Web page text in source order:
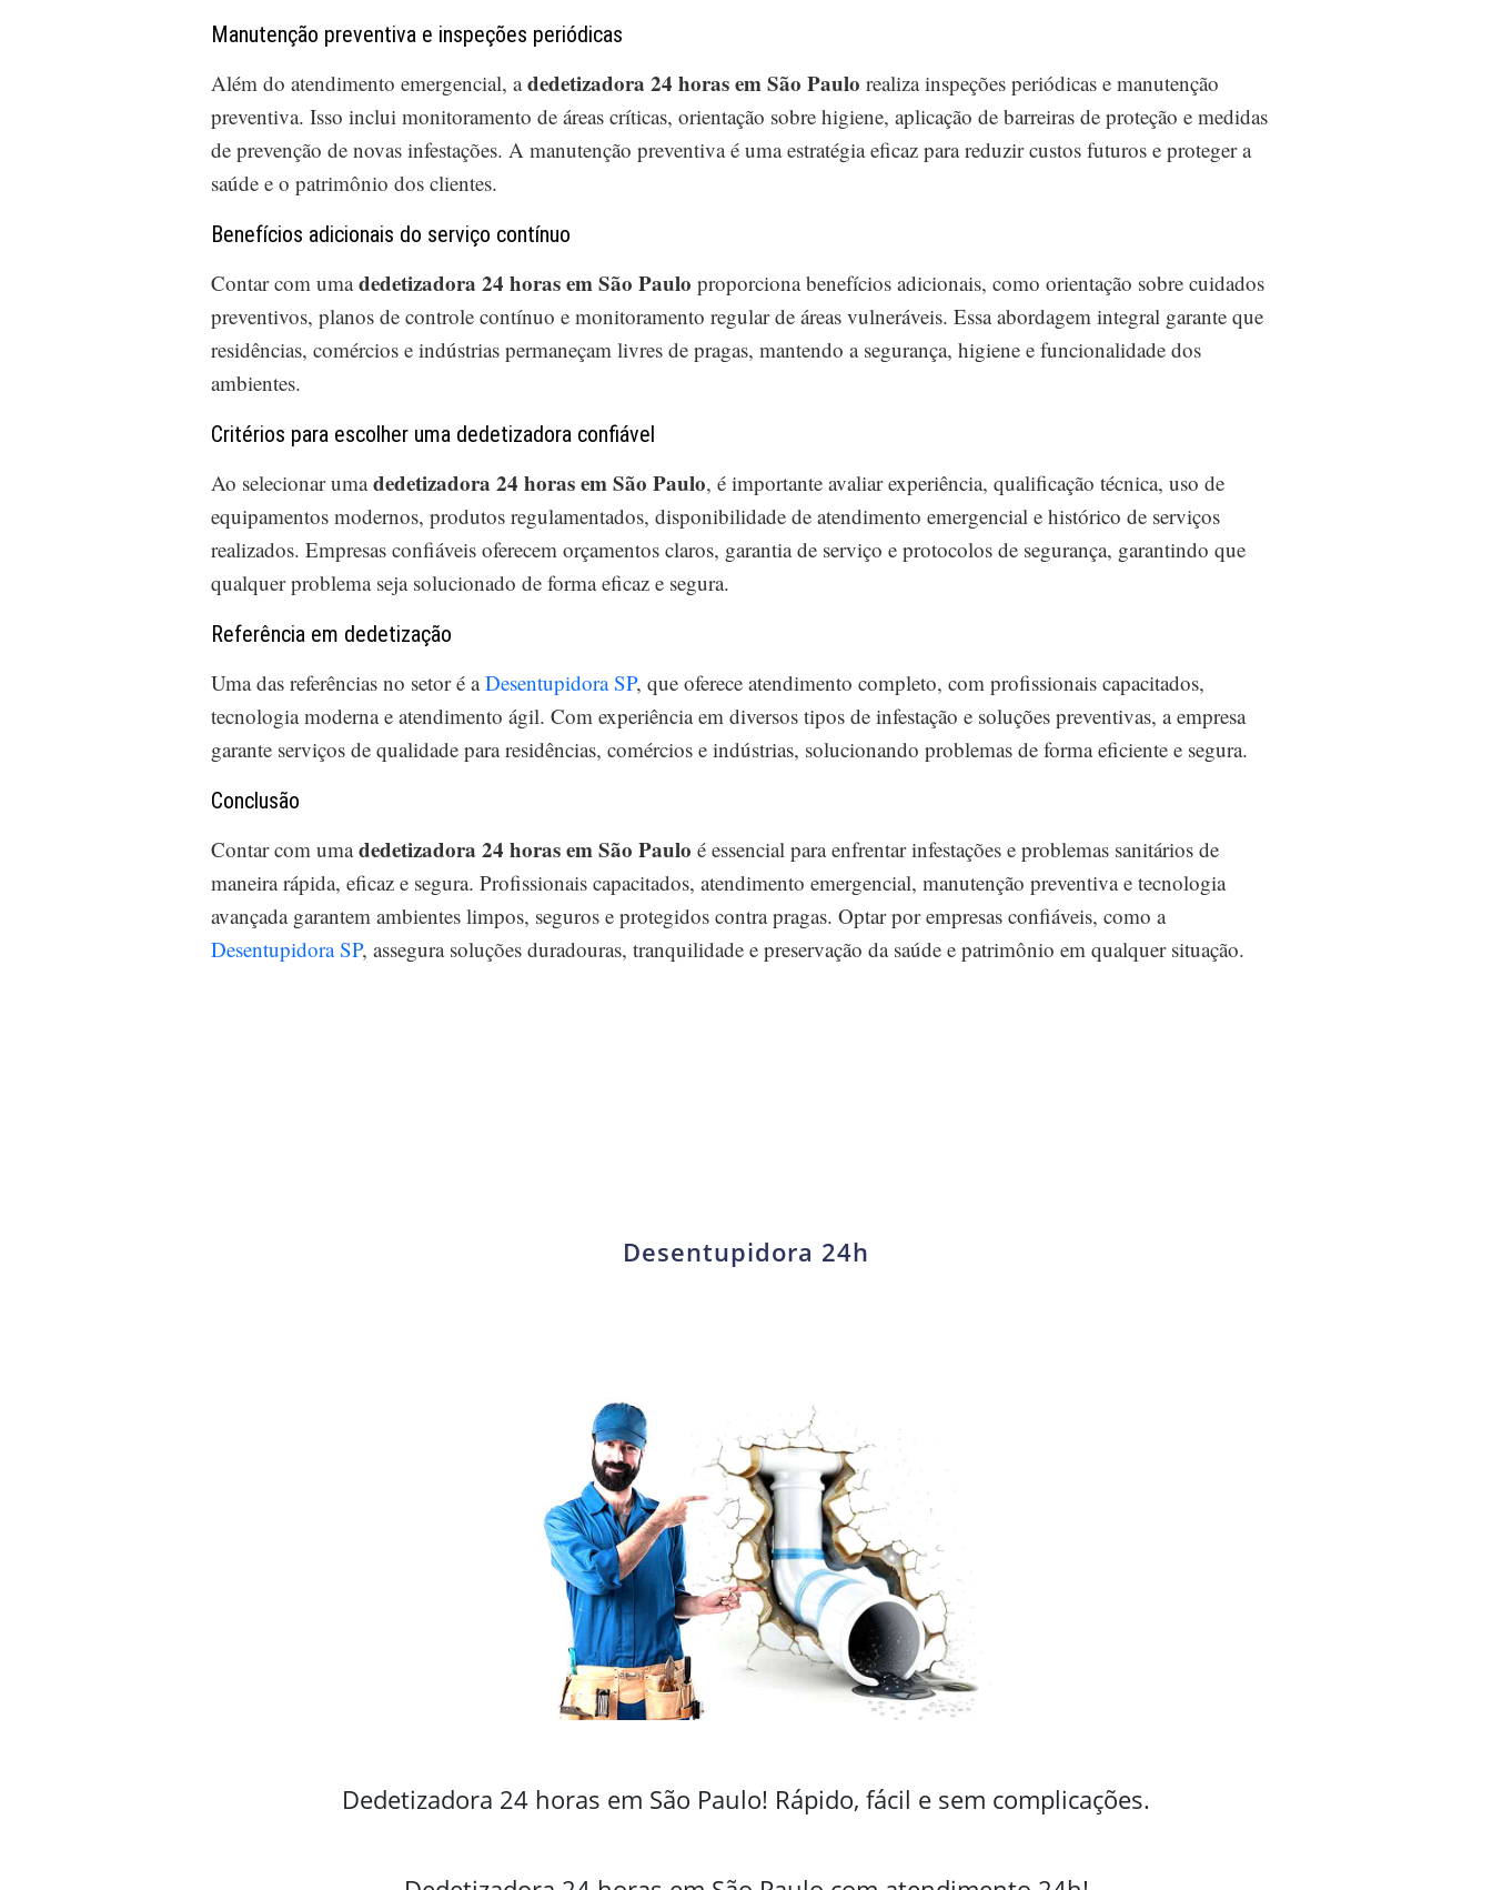
Manutenção preventiva e inspeções periódicas
Além do atendimento emergencial, adedetizadora 24 horas em São Paulo realiza inspeções periódicas e manutenção
preventiva. Isso inclui monitoramento de áreas críticas, orientação sobre higiene, aplicação de barreiras de proteção e medidas
de prevenção de novas infestações. A manutenção preventiva é uma estratégia eficaz para reduzir custos futuros e proteger a
saúde e o patrimônio dos clientes.
Benefícios adicionais do serviço contínuo
Contar com umadedetizadora 24 horas em São Paulo proporciona benefícios adicionais, como orientação sobre cuidados
preventivos, planos de controle contínuo e monitoramento regular de áreas vulneráveis. Essa abordagem integral garante que
residências, comércios e indústrias permaneçam livres de pragas, mantendo a segurança, higiene e funcionalidade dos
ambientes.
Critérios para escolher uma dedetizadora confiável
Ao selecionar umadedetizadora 24 horas em São Paulo, é importante avaliar experiência, qualificação técnica, uso de
equipamentos modernos, produtos regulamentados, disponibilidade de atendimento emergencial e histórico de serviços
realizados. Empresas confiáveis oferecem orçamentos claros, garantia de serviço e protocolos de segurança, garantindo que
qualquer problema seja solucionado de forma eficaz e segura.
Referência em dedetização
Uma das referências no setor é aDesentupidora SP, que oferece atendimento completo, com profissionais capacitados,
tecnologia moderna e atendimento ágil. Com experiência em diversos tipos de infestação e soluções preventivas, a empresa
garante serviços de qualidade para residências, comércios e indústrias, solucionando problemas de forma eficiente e segura.
Conclusão
Contar com umadedetizadora 24 horas em São Paulo é essencial para enfrentar infestações e problemas sanitários de
maneira rápida, eficaz e segura. Profissionais capacitados, atendimento emergencial, manutenção preventiva e tecnologia
avançada garantem ambientes limpos, seguros e protegidos contra pragas. Optar por empresas confiáveis, como a
Desentupidora SP, assegura soluções duradouras, tranquilidade e preservação da saúde e patrimônio em qualquer situação.
Desentupidora 24h
Dedetizadora 24 horas em São Paulo! Rápido, fácil e sem complicações.